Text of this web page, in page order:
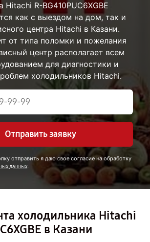
Hitachi R-BG410PUC6XGBE
как с выездом на дом, так и
центра Hitachi в Казани.
от типа поломки и пожелания
центр располагает всем
для диагностики и
холодильников Hitachi.
Отправить заявку
отправить я даю свое согласие на обработку
данных.
холодильника Hitachi
в Казани